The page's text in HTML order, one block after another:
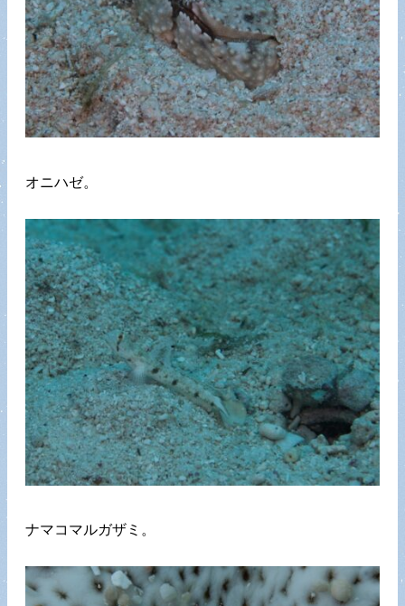
オニハゼ。
ナマコマルガザミ。